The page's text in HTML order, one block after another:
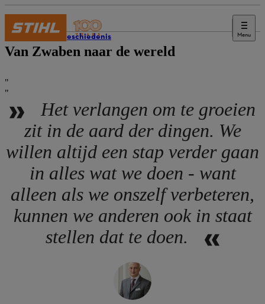
Menu
STIHL geschiedenis
Van Zwaben naar de wereld
Het verlangen om te groeien
zit in de aard der dingen. We
willen altijd een stap verder gaan
in alles wat we doen - want
alleen als we onszelf verbeteren,
kunnen we anderen ook in staat
stellen dat te doen.